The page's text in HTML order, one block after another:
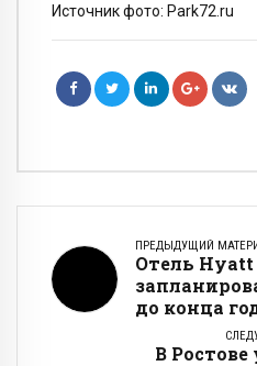
Источник фото: Park72.ru
ПРЕДЫДУЩИЙ
Отель Hyatt
до конца
В Ростове